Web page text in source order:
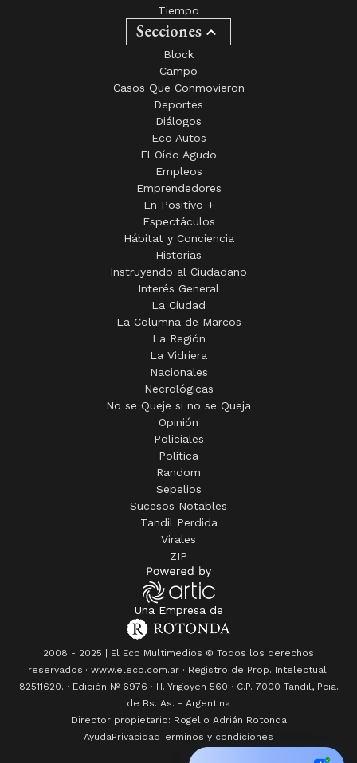
El Gobierno de la provincia de Buenos Aires
comenzará a depositar este viernes
no reembolsable de $ 800.000
de Bahía Blanca que resultaron afectados por el
trágico temporal que afectó a la ciudad del
sudoeste bonaerense el 7 de marzo.
¿qué querés saber?
Dame un resumen
Ads